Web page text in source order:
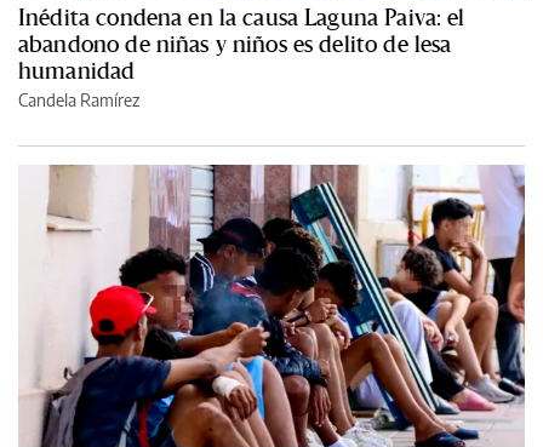
Inédita condena en la causa Laguna Paiva: el
abandono de niñas y niños es delito de lesa
humanidad
Candela Ramírez